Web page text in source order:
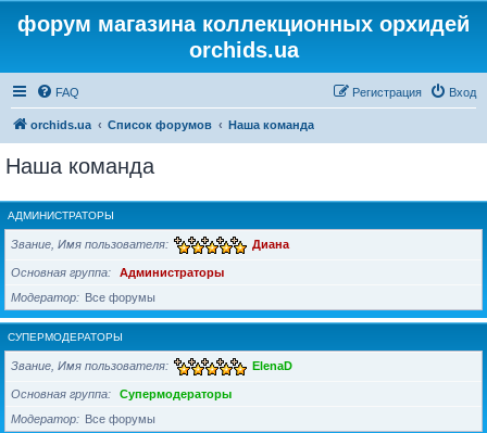
форум магазина коллекционных орхидей
orchids.ua
FAQ Вход
Регистрация
orchids.ua Список форумов Наша команда
Наша команда
АДМИНИСТРАТОРЫ
Звание, Имя пользователя Диана
Основная группа
Администраторы
Модератор
Все форумы
СУПЕРМОДЕРАТОРЫ
Звание, Имя пользователя ElenaD
Основная группа
Супермодераторы
Модератор
Все форумы